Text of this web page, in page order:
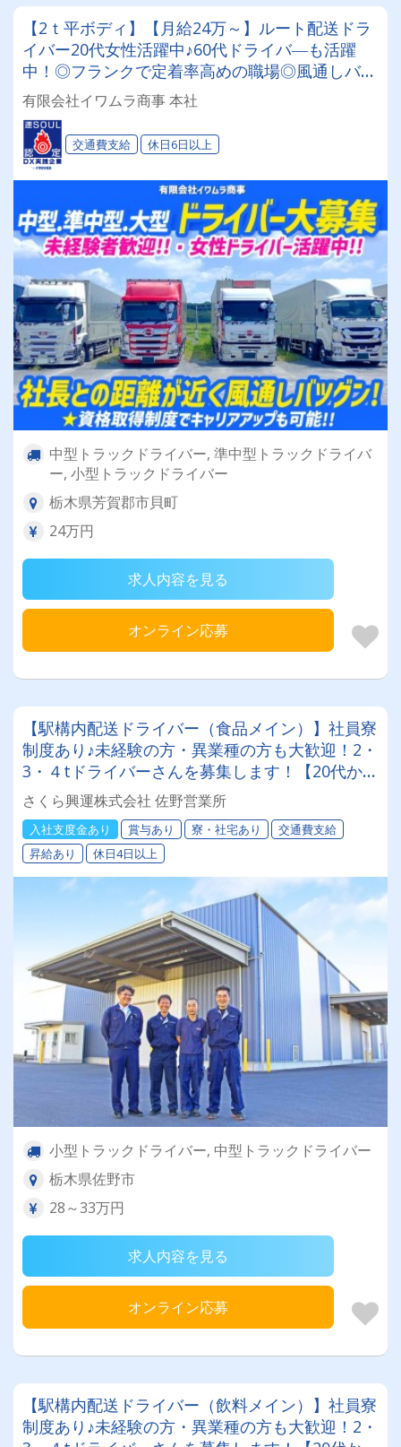
【2ｔ平ボディ】【月給24万～】ルート配送ドラ
イバー20代女性活躍中♪60代ドライバ―も活躍
中！◎フランクで定着率高めの職場◎風通しバツ
グン！＼＼資格取得制度でキャリアアップも可能
／／
有限会社イワムラ商事 本社
交通費支給 休日6日以上
中型トラックドライバー, 準中型トラックドライバ
ー, 小型トラックドライバー
栃木県芳賀郡市貝町
24万円
求人内容を見る
オンライン応募
【駅構内配送ドライバー（食品メイン）】社員寮
制度あり♪未経験の方・異業種の方も大歓迎！2・
3・４tドライバーさんを募集します！【20代から
60代まで活躍中♪】
さくら興運株式会社 佐野営業所
入社支度金あり 賞与あり 寮・社宅あり
交通費支給
昇給あり
休日4日以上
小型トラックドライバー, 中型トラックドライバー
栃木県佐野市
28～33万円
求人内容を見る
オンライン応募
【駅構内配送ドライバー（飲料メイン）】社員寮
制度あり♪未経験の方・異業種の方も大歓迎！2・